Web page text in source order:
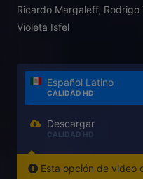
Ricardo Margaleff, Rodrigo
Violeta Isfel
Español Latino
CALIDAD HD
Descargar
CALIDAD HD
Esta opción de video